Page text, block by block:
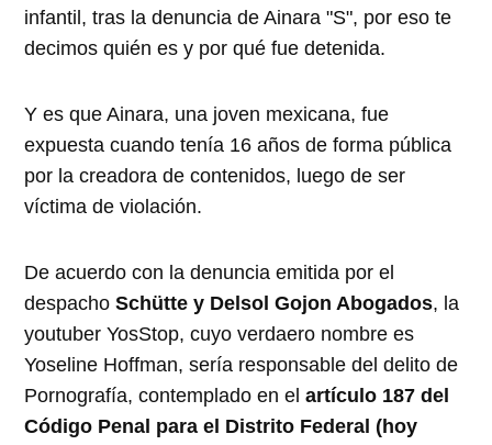
infantil, tras la denuncia de Ainara "S", por eso te
decimos quién es y por qué fue detenida.
Y es que Ainara, una joven mexicana, fue
expuesta cuando tenía 16 años de forma pública
por la creadora de contenidos, luego de ser
víctima de violación.
De acuerdo con la denuncia emitida por el
despacho Schütte y Delsol Gojon Abogados, la
youtuber YosStop, cuyo verdaero nombre es
Yoseline Hoffman, sería responsable del delito de
Pornografía, contemplado en elartículo 187 del
Código Penal para el Distrito Federal (hoy